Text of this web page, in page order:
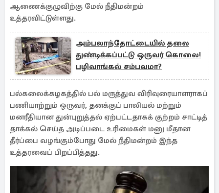
ஆணைக்குழுவிற்கு மேல் நீதிமன்றம்
உத்தரவிட்டுள்ளது.
அம்பலாந்தோட்டையில் தலை
துண்டிக்கப்பட்டு ஒருவர் கொலை!
பழிவாங்கல் சம்பவமா?
பல்கலைக்கழகத்தில் பல் மருத்துவ விரிவுரையாளராகப்
பணியாற்றும் ஒருவர், தனக்குப் பாலியல் மற்றும்
மனரீதியான துன்புறுத்தல் ஏற்பட்டதாகக் குற்றம் சாட்டித்
தாக்கல் செய்த அடிப்படை உரிமைகள் மனு மீதான
தீர்ப்பை வழங்கும்போது மேல் நீதிமன்றம் இந்த
உத்தரவைப் பிறப்பித்தது.